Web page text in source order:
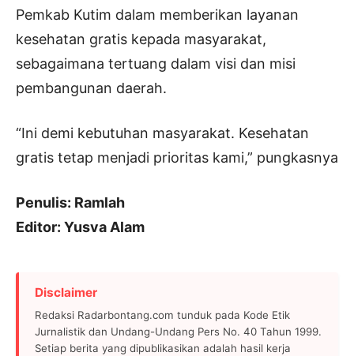
Pemkab Kutim dalam memberikan layanan
kesehatan gratis kepada masyarakat,
sebagaimana tertuang dalam visi dan misi
pembangunan daerah.
“Ini demi kebutuhan masyarakat. Kesehatan
gratis tetap menjadi prioritas kami,” pungkasnya
Penulis: Ramlah
Editor: Yusva Alam
Disclaimer
Redaksi Radarbontang.com tunduk pada Kode Etik
Jurnalistik dan Undang-Undang Pers No. 40 Tahun 1999.
Setiap berita yang dipublikasikan adalah hasil kerja